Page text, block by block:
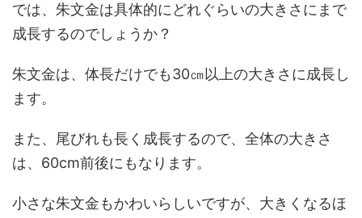
では、朱文金は具体的にどれぐらいの大きさにまで
成長するのでしょうか？
朱文金は、体長だけでも30㎝以上の大きさに成長し
ます。
また、尾びれも長く成長するので、全体の大きさ
は、60cm前後にもなります。
小さな朱文金もかわいらしいですが、大きくなるほ